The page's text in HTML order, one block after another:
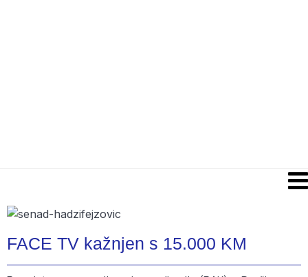
FACE TV kažnjen s 15.000 KM